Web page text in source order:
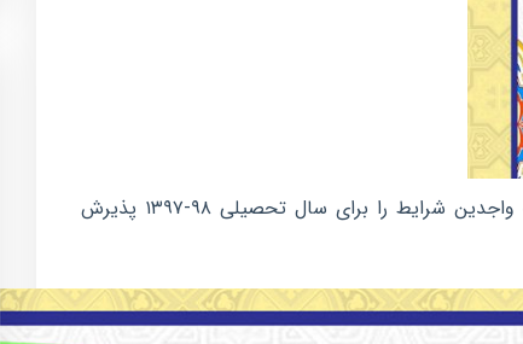
حوزه علمیه سفیران هدایت ابولائمه حضرت ابوطالب (علیه السلام) ، طلاب واجدین شرایط را برای سال تحصیلی ۹۸-۱۳۹۷ پذیرش